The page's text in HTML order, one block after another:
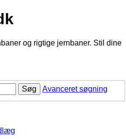
og rigtige jernbaner. Stil dine
Søg Avanceret søgning